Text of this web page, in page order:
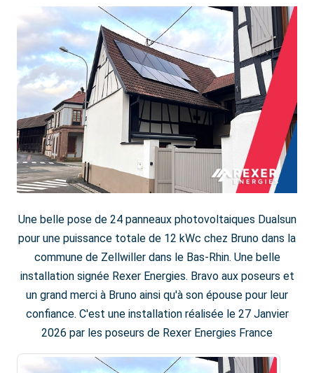
Une belle pose de 24 panneaux photovoltaiques Dualsun
pour une puissance totale de 12 kWc chez Bruno dans la
commune de Zellwiller dans le Bas-Rhin. Une belle
installation signée Rexer Energies. Bravo aux poseurs et
un grand merci à Bruno ainsi qu'à son épouse pour leur
confiance. C'est une installation réalisée le 27 Janvier
2026 par les poseurs de Rexer Energies France